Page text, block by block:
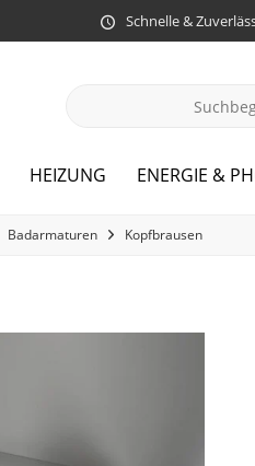
Schnelle &
HEIZUNG ENERGIE &
Badarmaturen Kopfbrausen